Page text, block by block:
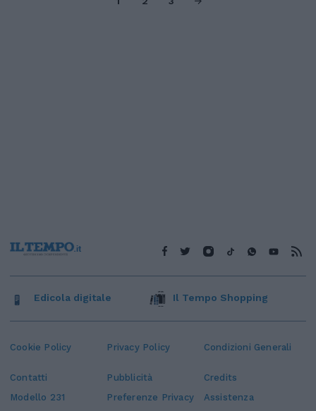
Cookie Policy Privacy Policy Condizioni Generali
Contatti Pubblicità
Credits
Modello 231
Preferenze Privacy Assistenza
Edicola digitale Il Tempo Shopping